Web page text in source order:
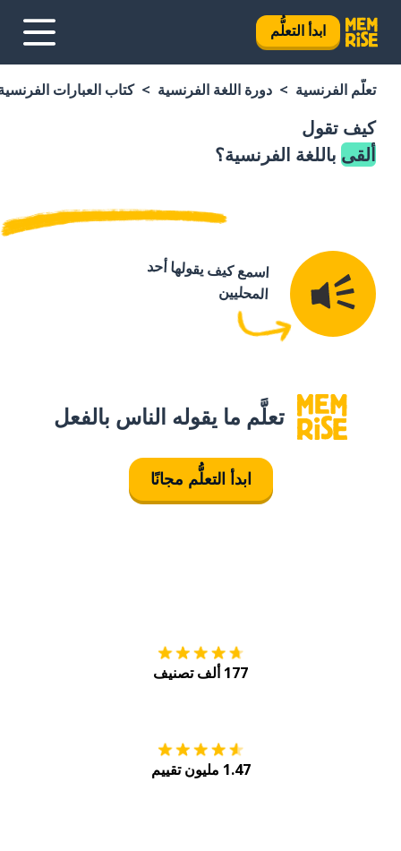
ابدأ التعلُّم
تعلَّم الفرنسية دورة اللغة الفرنسية كتاب العبارات
كيف تقول
ألقى باللغة الفرنسية؟
اسمع كيف يقولها أحد
المحليين
تعلَّم ما يقوله الناس بالفعل
ابدأ التعلُّم مجانًا
177 ألف تصنيف
1.47 مليون تقييم